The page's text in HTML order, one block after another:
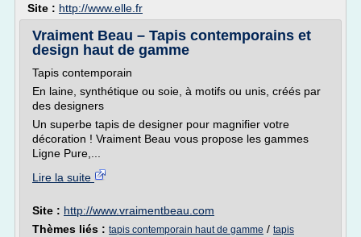
Site : http://www.elle.fr
Vraiment Beau – Tapis contemporains et
design haut de gamme
Tapis contemporain
En laine, synthétique ou soie, à motifs ou unis, créés par
des designers
Un superbe tapis de designer pour magnifier votre
décoration ! Vraiment Beau vous propose les gammes
Ligne Pure,...
Lire la suite
Site : http://www.vraimentbeau.com
Thèmes liés : tapis contemporain haut de gamme / tapis